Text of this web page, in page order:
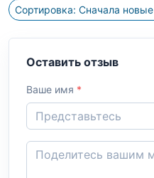
Сортировка: Сначала новые
Оставить отзыв
Ваше имя *